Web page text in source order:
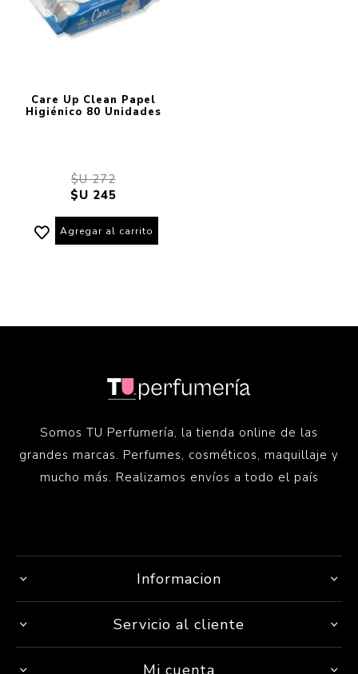
Care Up Clean Papel
Higiénico 80 Unidades
$U 272
$U 245
Agregar al carrito
Somos TU Perfumería, la tienda online de las
grandes marcas. Perfumes, cosméticos, maquillaje y
mucho más. Realizamos envíos a todo el país
Informacion
Servicio al cliente
Mi cuenta